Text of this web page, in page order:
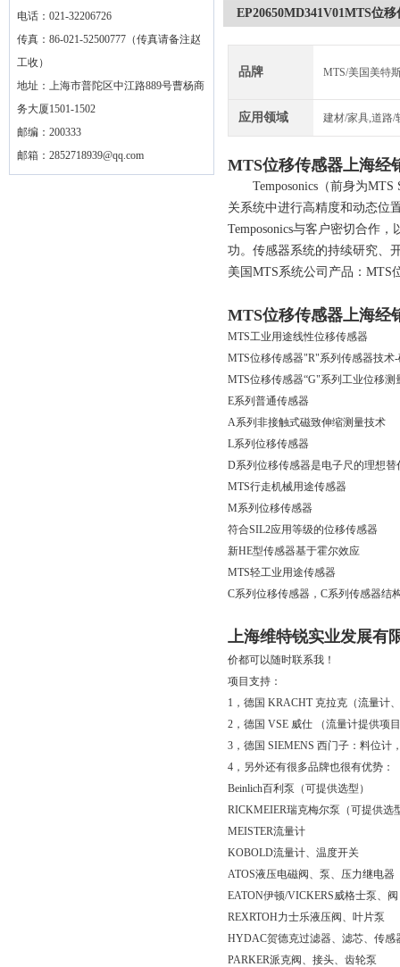
电话：021-32206726
传真：86-021-52500777（传真请备注赵
工收）
地址：上海市普陀区中江路889号曹杨商
务大厦1501-1502
邮编：200333
邮箱： 2852718939@qq.com
EP20650MD341V01MTS位
品牌 MTS/美国美特
应用领域 建材/家具,道路/
MTS位移传感器上海经
Temposonics（前身为MTS
关系统中进行高精度和动态位
Temposonics与客户密切合作
功。传感器系统的持续研究、
美国MTS系统公司产品：MTS
MTS位移传感器上海经
MTS工业用途线性位移传感器
MTS位移传感器"R"系列传感器技术
MTS位移传感器“G"系列工业位移测
E系列普通传感器
A系列非接触式磁致伸缩测量技术
L系列位移传感器
D系列位移传感器是电子尺的理想替
MTS行走机械用途传感器
M系列位移传感器
符合SIL2应用等级的位移传感器
新HE型传感器基于霍尔效应
MTS轻工业用途传感器
C系列位移传感器，C系列传感器结
上海维特锐实业发展有
价都可以随时联系我！
项目支持：
1，德国 KRACHT 克拉克（流量计
2，德国 VSE 威仕 （流量计提供项
3，德国 SIEMENS 西门子：料位计
4，另外还有很多品牌也很有优势：
Beinlich百利泵（可提供选型）
RICKMEIER瑞克梅尔泵（可提供选
MEISTER流量计
KOBOLD流量计、温度开关
ATOS液压电磁阀、泵、压力继电器
EATON伊顿/VICKERS威格士泵、阀
REXRTOH力士乐液压阀、叶片泵
HYDAC贺德克过滤器、滤芯、传感
PARKER派克阀、接头、齿轮泵